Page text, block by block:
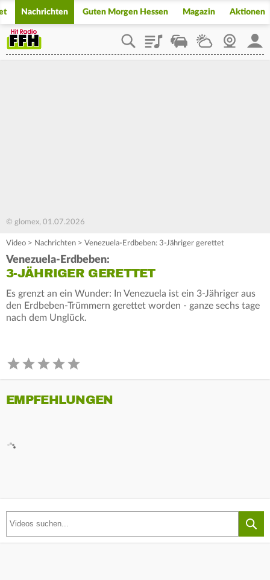
Nachrichten Guten Morgen Hessen Magazin Aktionen
PlaylistStaupilotWetterWebcam
© glomex, 01.07.2026
Video > Nachrichten > Venezuela-Erdbeben: 3-Jähriger gerettet
Venezuela-Erdbeben:
3-JÄHRIGER GERETTET
Es grenzt an ein Wunder: In Venezuela ist ein 3-Jähriger aus
den Erdbeben-Trümmern gerettet worden - ganze sechs tage
nach dem Unglück.
EMPFEHLUNGEN